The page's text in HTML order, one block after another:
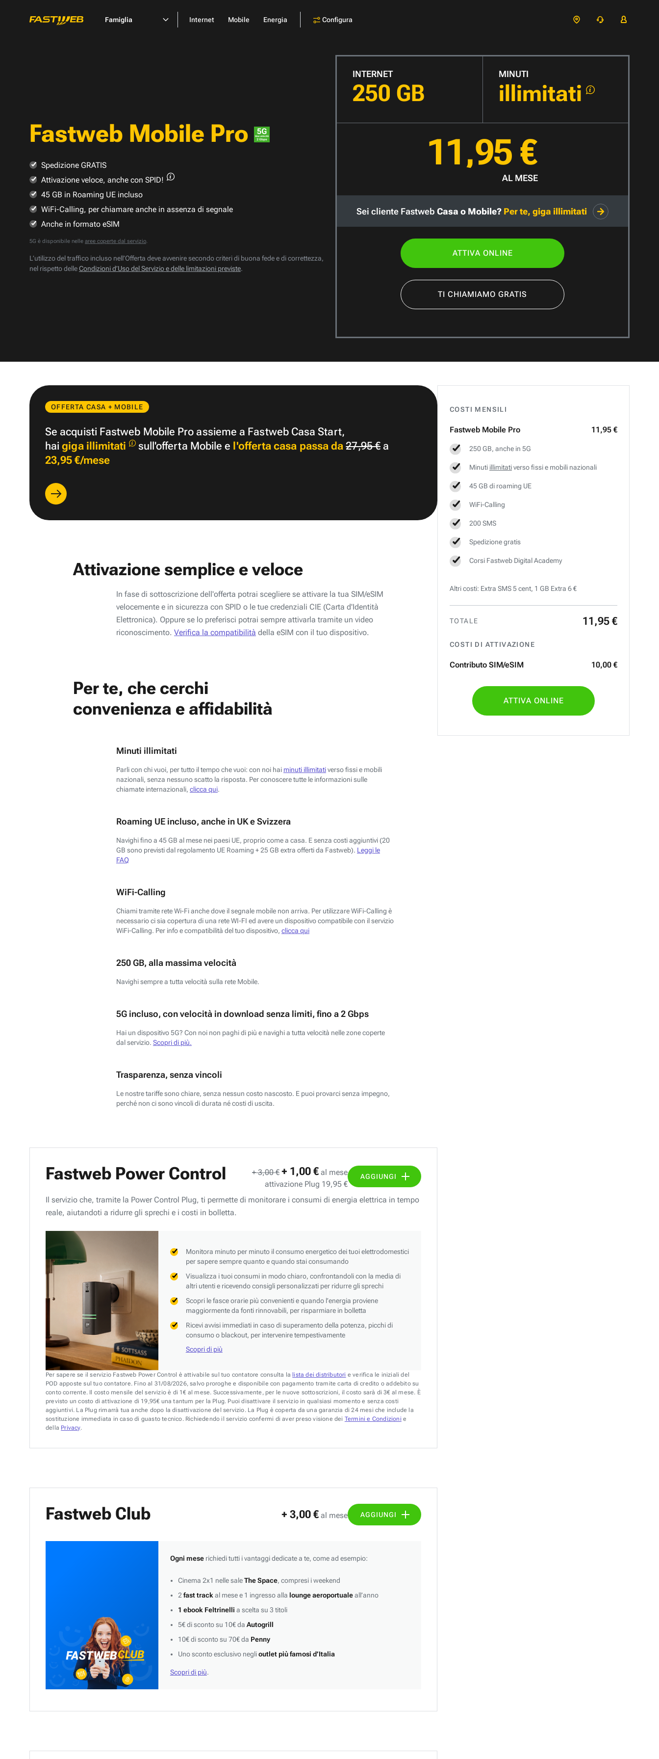
Famiglia Internet Mobile Energia Configura
Fastweb Mobile Pro
INTERNET
250 GB
MINUTI
illimitati
11,95 €
AL MESE
Sei cliente Fastweb Casa o Mobile? Per te, giga illimitati
ATTIVA ONLINE
TI CHIAMIAMO GRATIS
Spedizione GRATIS
Attivazione veloce, anche con SPID!
45 GB in Roaming UE incluso
WiFi-Calling, per chiamare anche in assenza di segnale
Anche in formato eSIM
5G è disponibile nelle aree coperte dal servizio.
L’utilizzo del traffico incluso nell’Offerta deve avvenire secondo criteri di buona fede e di correttezza,
nel rispetto delleCondizioni d’Uso del Servizio e delle limitazioni previste.
COSTI MENSILI
Fastweb Mobile Pro 11,95 €
250 GB, anche in 5G
Minuti illimitativerso fissi e mobili nazionali
45 GB di roaming UE
WiFi-Calling
200 SMS
Spedizione gratis
Corsi Fastweb Digital Academy
Altri costi: Extra SMS 5 cent, 1 GB Extra 6 €
TOTALE 11 ,95 €
COSTI DI ATTIVAZIONE
Contributo SIM/eSIM 10,00 €
ATTIVA ONLINE
OFFERTA CASA + MOBILE
Se acquisti Fastweb Mobile Pro assieme a Fastweb Casa Start,
haigiga illimitati sull'offerta Mobile e l'offerta casa passa da 27,95 €a
23,95 €/mese
Attivazione semplice e veloce
In fase di sottoscrizione dell'offerta potrai scegliere se attivare la tua SIM/eSIM
velocemente e in sicurezza con SPID o le tue credenziali CIE (Carta d'Identità
Elettronica). Oppure se lo preferisci potrai sempre attivarla tramite un video
riconoscimento. Verifica la compatibilità della eSIM con il tuo dispositivo.
Per te, che cerchi
convenienza e affidabilità
Minuti illimitati
Parli con chi vuoi, per tutto il tempo che vuoi: con noi hai minuti illimitativerso fissi e mobili
nazionali, senza nessuno scatto la risposta. Per conoscere tutte le informazioni sulle
chiamate internazionali, clicca qui.
Roaming UE incluso, anche in UK e Svizzera
Navighi fino a 45 GB al mese nei paesi UE, proprio come a casa. E senza costi aggiuntivi (20
GB sono previsti dal regolamento UE Roaming + 25 GB extra offerti da Fastweb). Leggi le
FAQ
WiFi-Calling
Chiami tramite rete Wi-Fi anche dove il segnale mobile non arriva. Per utilizzare WiFi-Calling è
necessario ci sia copertura di una rete WI-FI ed avere un dispositivo compatibile con il servizio
WiFi-Calling. Per info e compatibilità del tuo dispositivo, clicca qui
250 GB, alla massima velocità
Navighi sempre a tutta velocità sulla rete Mobile.
5G incluso, con velocità in download senza limiti, fino a 2 Gbps
Hai un dispositivo 5G? Con noi non paghi di più e navighi a tutta velocità nelle zone coperte
dal servizio. Scopri di più.
Trasparenza, senza vincoli
Le nostre tariffe sono chiare, senza nessun costo nascosto. E puoi provarci senza impegno,
perché non ci sono vincoli di durata né costi di uscita.
Fastweb Power Control + 3,00 € + 1,00 € al mese
attivazione Plug 19,95 €
AGGIUNGI
Il servizio che, tramite la Power Control Plug, ti permette di monitorare i consumi di energia elettrica in tempo
reale, aiutandoti a ridurre gli sprechi e i costi in bolletta.
Monitora minuto per minuto il consumo energetico dei tuoi elettrodomestici
per sapere sempre quanto e quando stai consumando
Visualizza i tuoi consumi in modo chiaro, confrontandoli con la media di
altri utenti e ricevendo consigli personalizzati per ridurre gli sprechi
Scopri le fasce orarie più convenienti e quando l’energia proviene
maggiormente da fonti rinnovabili, per risparmiare in bolletta
Ricevi avvisi immediati in caso di superamento della potenza, picchi di
consumo o blackout, per intervenire tempestivamente
Scopri di più
Per sapere se il servizio Fastweb Power Control è attivabile sul tuo contatore consulta la lista dei distributori e verifica le iniziali del
POD apposte sul tuo contatore. Fino al 31/08/2026, salvo proroghe e disponibile con pagamento tramite carta di credito o addebito su
conto corrente. Il costo mensile del servizio è di 1€ al mese. Successivamente, per le nuove sottoscrizioni, il costo sarà di 3€ al mese. È
previsto un costo di attivazione di 19,95€ una tantum per la Plug. Puoi disattivare il servizio in qualsiasi momento e senza costi
aggiuntivi. La Plug rimarrà tua anche dopo la disattivazione del servizio. La Plug è coperta da una garanzia di 24 mesi che include la
sostituzione immediata in caso di guasto tecnico. Richiedendo il servizio confermi di aver preso visione dei Termini e Condizioni e
della Privacy.
Fastweb Club + 3,00 € al mese AGGIUNGI
Ogni meserichiedi tutti i vantaggi dedicate a te, come ad esempio:
Cinema 2x1 nelle saleThe Space, compresi i weekend
2 fast track al mese e 1 ingresso alla lounge aeroportualeall’anno
1 ebook Feltrinelli a scelta su 3 titoli
5€ di sconto su 10€ da Autogrill
10€ di sconto su 70€ da Penny
Uno sconto esclusivo neglioutlet più famosi d’Italia
Scopri di più.